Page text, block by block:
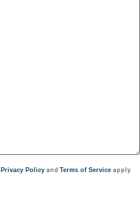
Privacy Policy and Terms of Service apply.